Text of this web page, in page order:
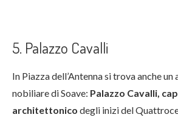
5. Palazzo Cavalli
In Piazza dell’Antenna si trova anche
nobiliare di Soave: Palazzo Cavalli,
architettonico degli inizi del